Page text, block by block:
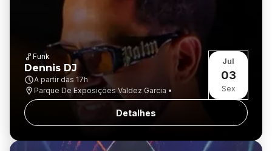
Funk
Dennis DJ
A partir das 17h
Parque De Exposições Valdez Garcia •
Jul
03
Sex
Detalhes